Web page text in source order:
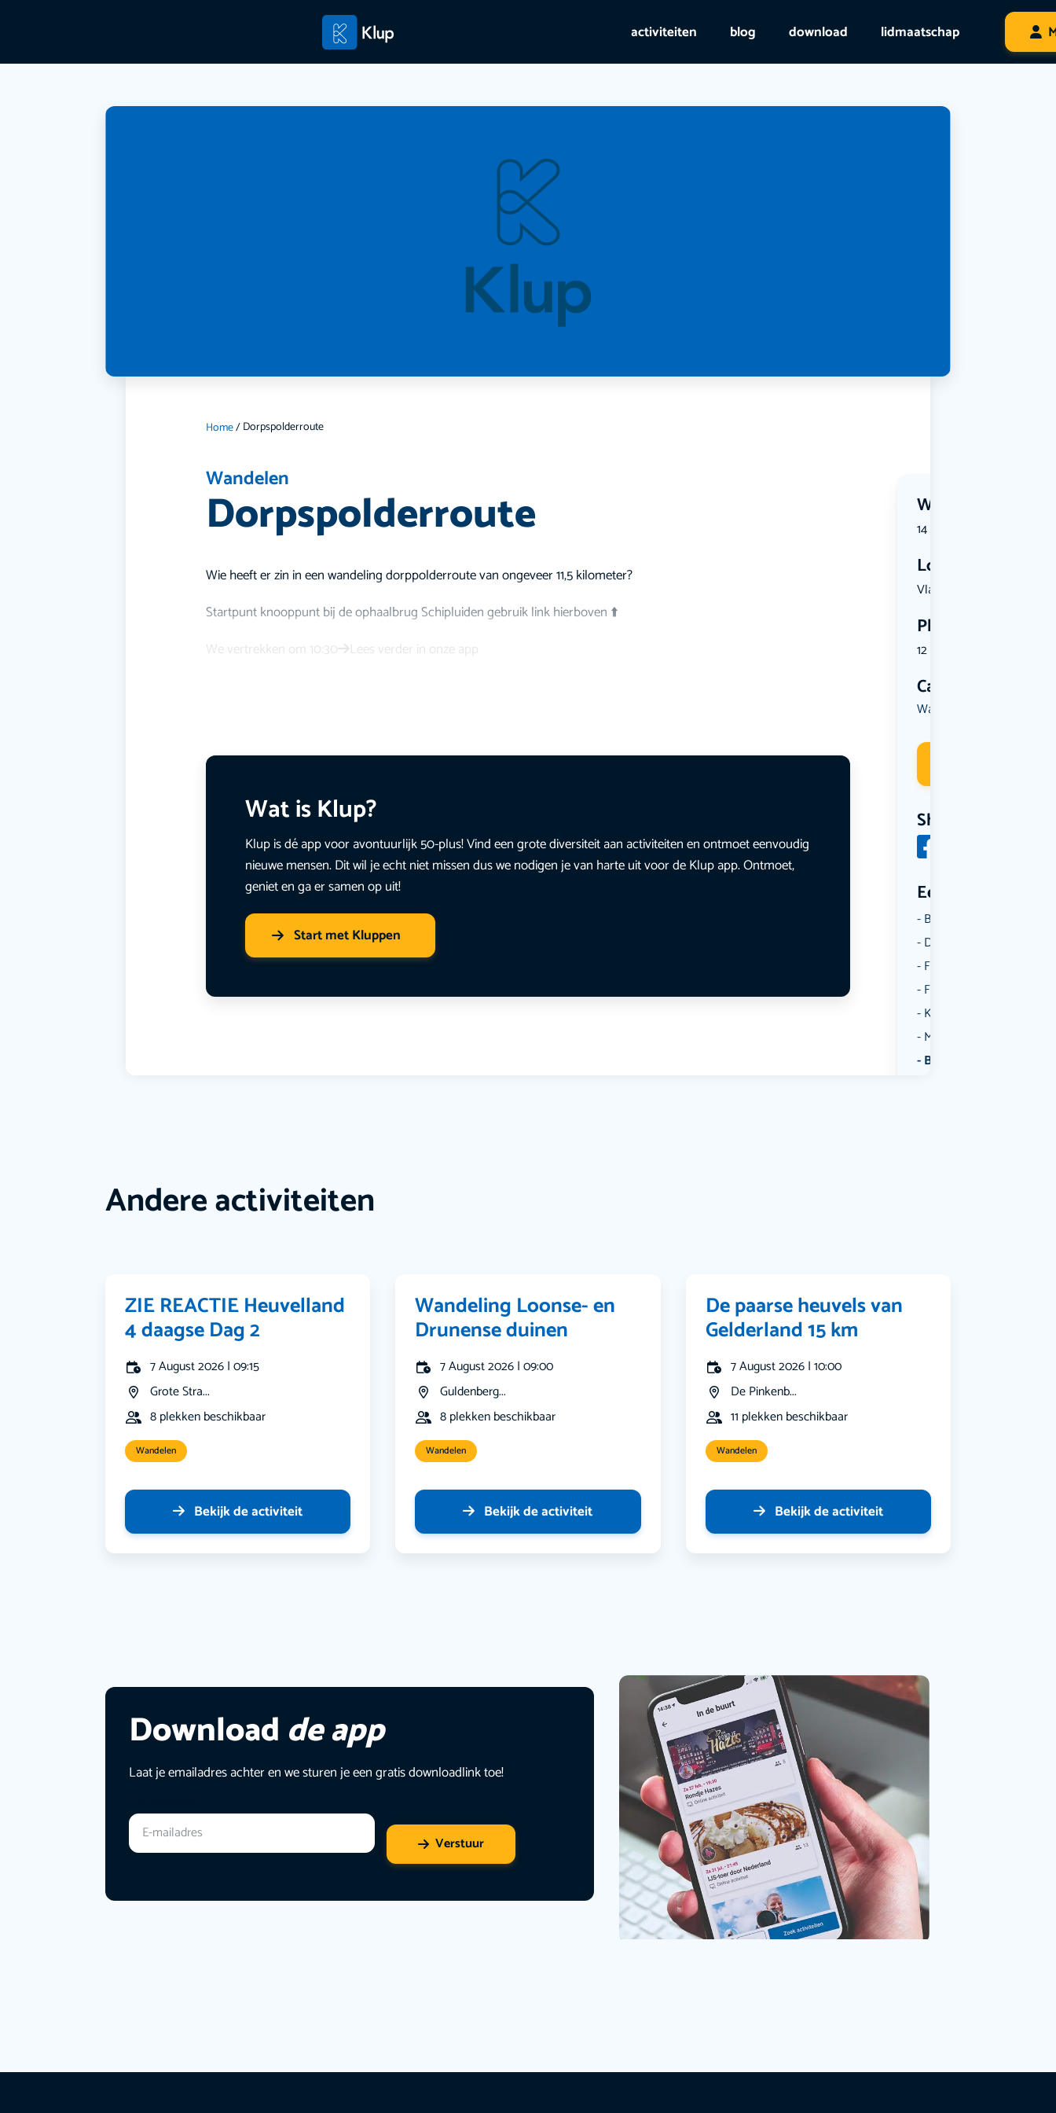
activiteiten blog download lidmaatschap
Home/Dorpspolderroute
Wandelen
Dorpspolderroute Wanneer?
14 July 2026 | 10:25
Locatie
Vlaardings...
Plekken
12 plekken beschikbaar
Categorie
Wandelen
Share
Een aantal
Borrelen
Dansen
Fietsen
Film
Kunst & Cultuur
Muziek
Bekijk alle categorieën
Wie heeft er zin in een wandeling dorppolderroute van ongeveer 11,5 kilometer?
Startpunt knooppunt bij de ophaalbrug Schipluiden gebruik link hierboven ⬆️
We vertrekken om 10:30
Lees verder in onze app
Wat is Klup?
Klup is dé app voor avontuurlijk 50-plus! Vind een grote diversiteit aan activiteiten en ontmoet eenvoudig
nieuwe mensen. Dit wil je echt niet missen dus we nodigen je van harte uit voor de Klup app. Ontmoet,
geniet en ga er samen op uit!
Start met Kluppen
Andere activiteiten
ZIE REACTIE Heuvelland
4 daagse Dag 2
7 August 2026 | 09:15
Grote Stra...
8 plekken beschikbaar
Wandelen
Bekijk de activiteit
Wandeling Loonse- en
Drunense duinen
7 August 2026 | 09:00
Guldenberg...
8 plekken beschikbaar
Wandelen
Bekijk de activiteit
De paarse heuvels van
Gelderland 15 km
7 August 2026 | 10:00
De Pinkenb...
11 plekken beschikbaar
Wandelen
Bekijk de activiteit
Download de app
Laat je emailadres achter en we sturen je een gratis downloadlink toe!
Verstuur